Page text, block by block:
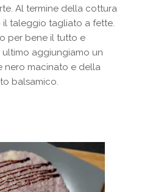
Al termine della cottura
il taleggio tagliato a fette.
per bene il tutto e
ultimo aggiungiamo un
nero macinato e della
balsamico.